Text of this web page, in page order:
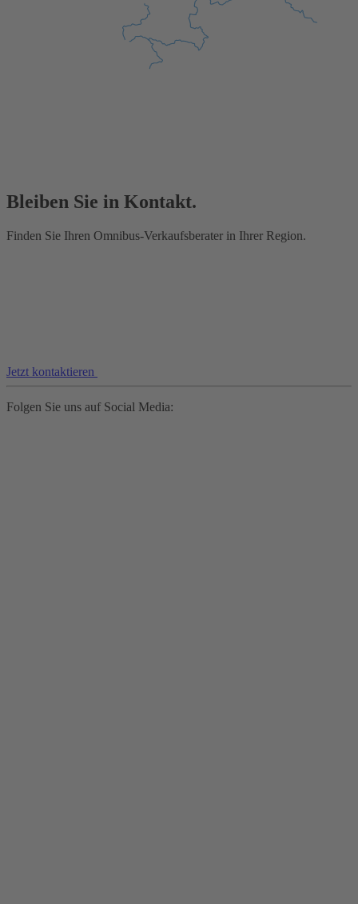
Bleiben Sie in Kontakt.
Finden Sie Ihren Omnibus-Verkaufsberater in Ihrer Region.
Jetzt kontaktieren
Folgen Sie uns auf Social Media: